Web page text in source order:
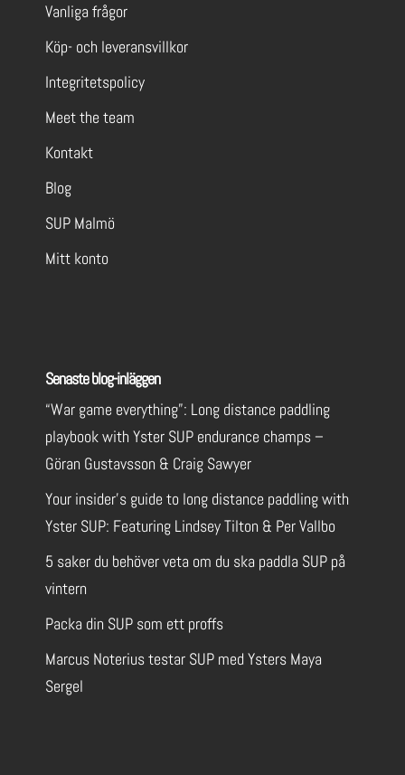
Vanliga frågor
Köp- och leveransvillkor
Integritetspolicy
Meet the team
Kontakt
Blog
SUP Malmö
Mitt konto
Senaste blog-inläggen
“War game everything”: Long distance paddling
playbook with Yster SUP endurance champs –
Göran Gustavsson & Craig Sawyer
Your insider’s guide to long distance paddling with
Yster SUP: Featuring Lindsey Tilton & Per Vallbo
5 saker du behöver veta om du ska paddla SUP på
vintern
Packa din SUP som ett proffs
Marcus Noterius testar SUP med Ysters Maya
Sergel